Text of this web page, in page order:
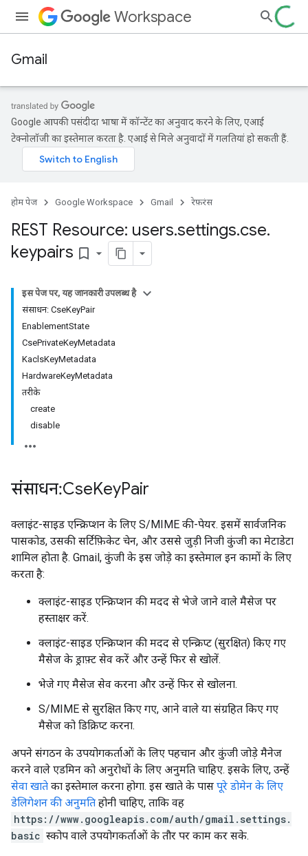
Workspace
Gmail
Google आपकी पसंदीदा भाषा में कॉन्टेंट का अनुवाद करने के लिए, एआई
टेक्नोलॉजी का इस्तेमाल करता है. एआई से मिले अनुवादों में गलतियां हो सकती हैं.
होम पेज Google Workspace Gmail रेफ़रंस
REST Resource: users.settings.cse.
keypairs bookmark_border
इस पेज पर, यह जानकारी उपलब्ध है
संसाधन: CseKeyPair
EnablementState
CsePrivateKeyMetadata
KaclsKeyMetadata
HardwareKeyMetadata
तरीके
create
disable
संसाधन: CseKeyPair
क्लाइंट-साइड एन्क्रिप्शन के लिए S/MIME की-पेयर. इसमें सार्वजनिक
पासकोड, उसकी सर्टिफ़िकेट चेन, और उससे जुड़ी निजी कुंजी का मेटाडेटा
शामिल होता है. Gmail, कुंजी के इस जोड़े का इस्तेमाल इन कामों के लिए
करता है:
क्लाइंट-साइड एन्क्रिप्शन की मदद से भेजे जाने वाले मैसेज पर
हस्ताक्षर करें.
क्लाइंट-साइड एन्क्रिप्शन की मदद से एन्क्रिप्ट (सुरक्षित) किए गए
मैसेज के ड्राफ़्ट सेव करें और उन्हें फिर से खोलें.
भेजे गए मैसेज सेव करना और उन्हें फिर से खोलना.
S/MIME से सुरक्षित किए गए, आने वाले या संग्रहित किए गए
मैसेज को डिक्रिप्ट करना.
अपने संगठन के उपयोगकर्ताओं के लिए पहचान और कुंजी जोड़े मैनेज
करने वाले एडमिन को अनुरोधों के लिए अनुमति चाहिए. इसके लिए, उन्हें
सेवा खाते का इस्तेमाल करना होगा. इस खाते के पास पूरे डोमेन के लिए
डेलिगेशन की अनुमति होनी चाहिए, ताकि वह
https://www.googleapis.com/auth/gmail.settings.
basic स्कोप वाले उपयोगकर्ताओं के तौर पर काम कर सके.